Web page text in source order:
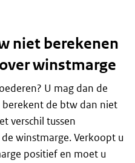
niet berekenen
winstmarge
U mag dan de
berekent de btw dan niet
verschil tussen
winstmarge. Verkoopt u
positief en moet u